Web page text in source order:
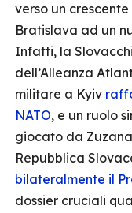
verso un
Bratislava ad un
Infatti, la
dell’Alleanza
militare a Kyiv
NATO, e un ruolo
giocato da
Repubblica
bilateralmente il
dossier cruciali